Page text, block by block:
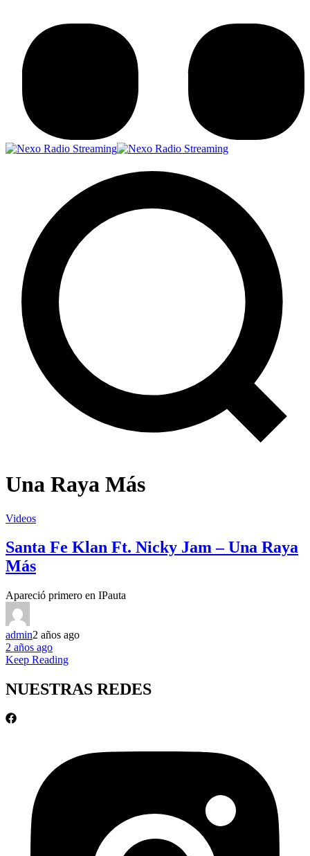
Una Raya Más
Videos
Santa Fe Klan Ft. Nicky Jam – Una Raya
Más
Apareció primero en IPauta
admin2 años ago
2 años ago
Keep Reading
NUESTRAS REDES